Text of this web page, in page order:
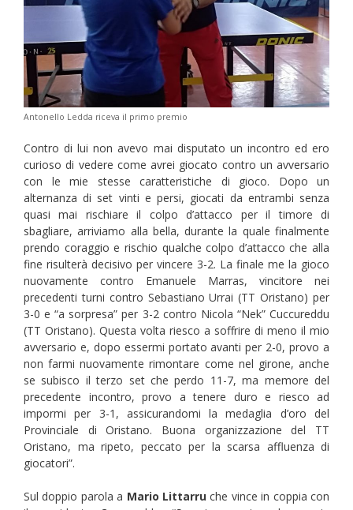
Antonello Ledda riceva il primo premio
Contro di lui non avevo mai disputato un incontro ed ero
curioso di vedere come avrei giocato contro un avversario
con le mie stesse caratteristiche di gioco. Dopo un
alternanza di set vinti e persi, giocati da entrambi senza
quasi mai rischiare il colpo d’attacco per il timore di
sbagliare, arriviamo alla bella, durante la quale finalmente
prendo coraggio e rischio qualche colpo d’attacco che alla
fine risulterà decisivo per vincere 3-2. La finale me la gioco
nuovamente contro Emanuele Marras, vincitore nei
precedenti turni contro Sebastiano Urrai (TT Oristano) per
3-0 e “a sorpresa” per 3-2 contro Nicola “Nek” Cuccureddu
(TT Oristano). Questa volta riesco a soffrire di meno il mio
avversario e, dopo essermi portato avanti per 2-0, provo a
non farmi nuovamente rimontare come nel girone, anche
se subisco il terzo set che perdo 11-7, ma memore del
precedente incontro, provo a tenere duro e riesco ad
impormi per 3-1, assicurandomi la medaglia d’oro del
Provinciale di Oristano. Buona organizzazione del TT
Oristano, ma ripeto, peccato per la scarsa affluenza di
giocatori”.
Sul doppio parola a Mario Littarru che vince in coppia con